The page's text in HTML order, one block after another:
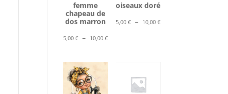
femme
chapeau de
dos marron
5,00€ – 10,00€Plage
prix :
oiseaux doré
5,00€ – 10,00€Plage